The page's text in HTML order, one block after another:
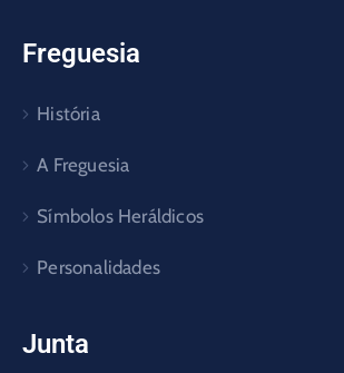
Freguesia
História
A Freguesia
Símbolos Heráldicos
Personalidades
Junta